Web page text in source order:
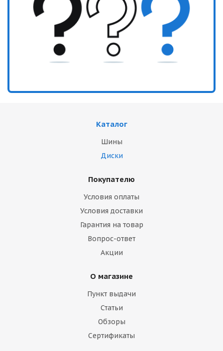
Каталог
Шины
Диски
Покупателю
Условия оплаты
Условия доставки
Гарантия на товар
Вопрос-ответ
Акции
О магазине
Пункт выдачи
Статьи
Обзоры
Сертификаты